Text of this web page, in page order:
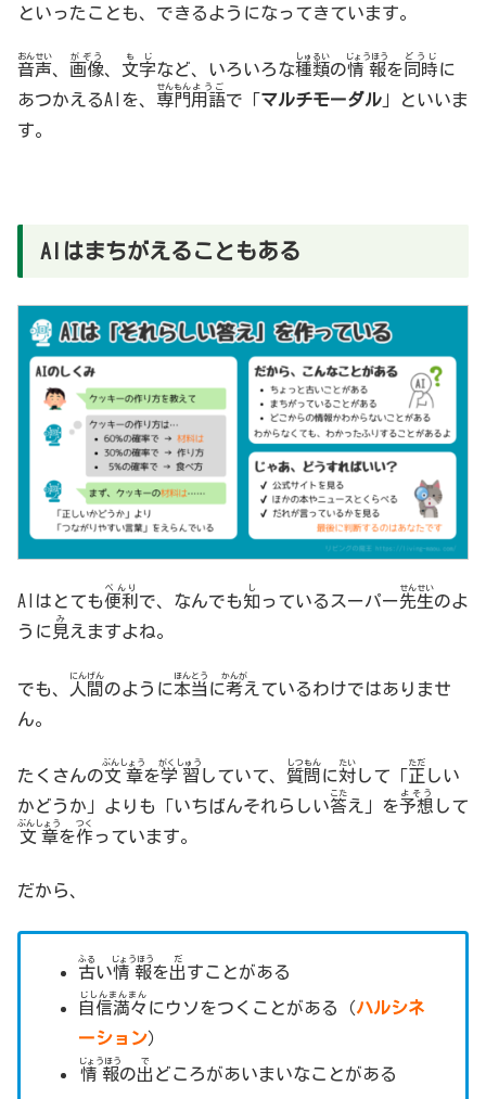
といったことも、できるようになってきています。
音声
おんせい
、 画像
がぞう
、 文字
もじ
など、いろいろな種類
しゅるい
の情報
じょうほう
を 同時
どうじ
に
あつかえるAIを、 専門
せんもん
用語
ようご
で「マルチモーダル 」といいま
す。
AIはまちがえることもある
AIはとても便利
べんり
で、なんでも知
し
っているスーパー先生
せんせい
のよ
うに 見
み
えますよね。
でも、 人間
にんげん
のように本当
ほんとう
に考
かんが
えているわけではありませ
ん。
たくさんの文章
ぶんしょう
を学習
がくしゅう
していて、 質問
しつもん
に対
たい
して「正
ただ
しい
かどうか」よりも「いちばんそれらしい答
こた
え」を予想
よそう
して
文章
ぶんしょう
を作
つく
っています。
だから、
古
ふる
い情報
じょうほう
を出
だ
すことがある
自信満々
じしんまんまん
にウソをつくことがある（ハルシネ
ーション）
情報
じょうほう
の出
で
どころがあいまいなことがある